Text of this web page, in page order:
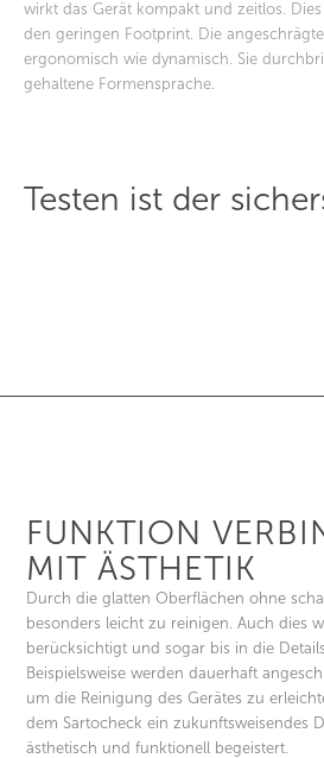
wirkt das Gerät kompakt und zeitlos.
den geringen Footprint. Die
ergonomisch wie dynamisch. Sie
gehaltene Formensprache.
Testen ist der
FUNKTION
MIT ÄSTHETIK
Durch die glatten Oberflächen ohne
besonders leicht zu reinigen. Auch dies
berücksichtigt und sogar bis in die
Beispielsweise werden dauerhaft
um die Reinigung des Gerätes zu
dem Sartocheck ein zukunftsweisendes
ästhetisch und funktionell begeistert.